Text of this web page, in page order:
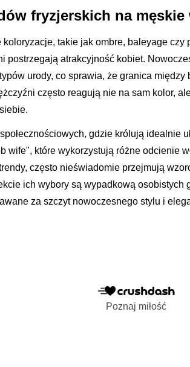
fryzjerskich na
koloryzacje, takie jak ombre, baleyage czy
postrzegają atrakcyjność kobiet.
urody, co sprawia, że granica
często reagują nie na sam kolor,
gdzie królują idealnie
wife", które wykorzystują różne odcienie
często nieświadomie przejmują
ich wybory są wypadkową osobistych
za szczyt nowoczesnego stylu i
Poznaj miłość